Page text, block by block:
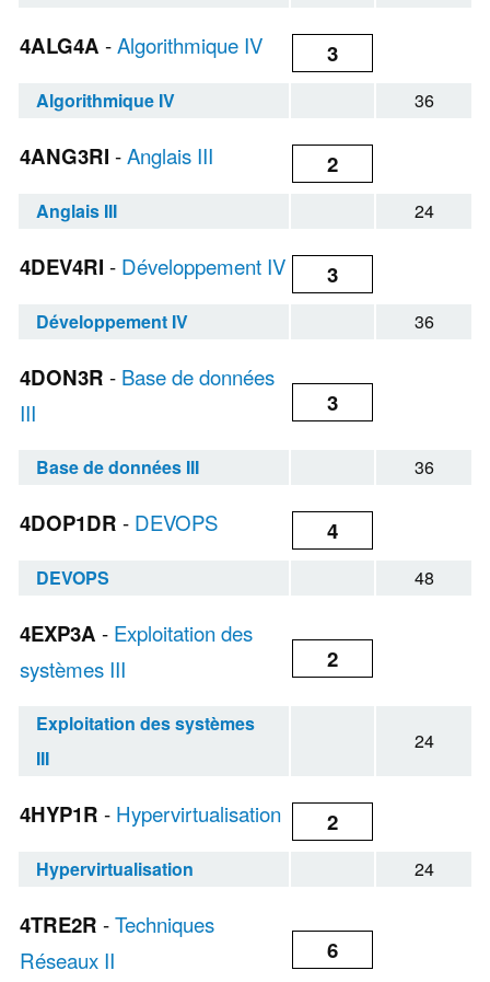
4ALG4A -Algorithmique IV 3
Algorithmique IV 36
4ANG3RI -Anglais III 2
Anglais III 24
4DEV4RI - Développement IV 3
Développement IV 36
4DON3R - Base de données
III
3
Base de données III 36
4DOP1DR - DEVOPS 4
DEVOPS 48
4EXP3A - Exploitation des
systèmes III
2
Exploitation des systèmes
III
24
4HYP1R - Hypervirtualisation 2
Hypervirtualisation 24
4TRE2R -Techniques
Réseaux II
6